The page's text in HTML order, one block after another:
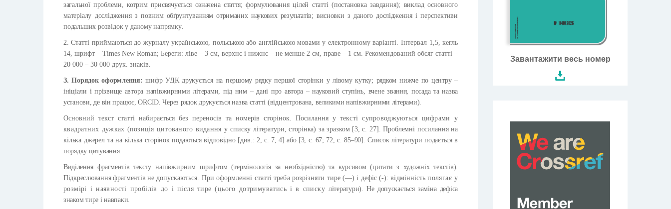
загальної проблеми, котрим присвячується означена стаття;формулювання цілей статті (постановка завдання); виклад основного
матеріалу дослідженняз повним обґрунтуванням отриманих наукових результатів; висновки з даного дослідження іперспективи
подальших розвідок у даному напрямку.
2. Статті приймаються до журналу українською, польською або англійською мовами у електронному варіанті.Інтервал 1,5, кегль
14, шрифт – Times New Roman; Береги: ліве – 3 см, верхнє і нижнє – не менше 2 см, праве – 1 см. Рекомендований обсяг статті –
20 000 – 30 000 друк. знаків.
З. Порядок оформлення:шифр УДК друкується на першому рядку першої сторінки у лівому кутку; рядком нижче по центру –
ініціали і прізвище автора напівжирними літерами, під ним – дані про автора – науковий ступінь, вчене звання, посада та назва
установи, де він працює, ORCID. Через рядок друкується назва статті (відцентрована, великими напівжирними літерами).
Основний текст статті набирається без переносів та номерів сторінок. Посилання у тексті супроводжуються цифрами у
квадратних дужках (позиція цитованого видання усписку літератури, сторінка) за зразком [3, с. 27]. Проблемні посилання на
кілька джерел та на кілька сторінок подаються відповідно [див.: 2, с. 7, 4] або [3, с. 67; 72, с. 85–90]. Список літератури подається в
порядку цитування.
Виділення фрагментів тексту напівжирним шрифтом (термінологія занеобхідністю) та курсивом (цитати з художніх текстів).
Підкреслювання фрагментів не допускаються. При оформленні статті треба розрізняти тире (—) і дефіс (-): відмінністьполягає у
розмірі і наявності пробілів до і після тире (цього дотримуватись і в списку літератури). Не допускається заміна дефіса
знаком тире і навпаки.
Завантажити весь номер